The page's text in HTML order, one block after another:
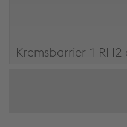
Kremsbarrier 1